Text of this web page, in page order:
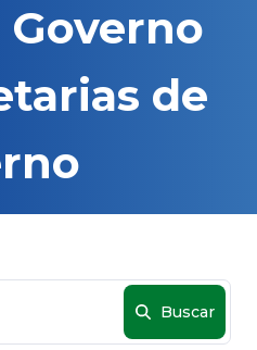
Governo
de
Buscar